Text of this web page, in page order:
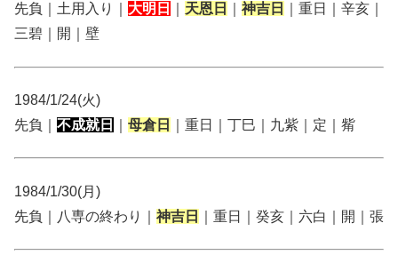
先負｜土用入り｜ 大明日 天恩日 神吉日
｜重日｜辛亥｜
三碧｜開｜壁
1984/1/24(火)
先負｜ 不成就日 母倉日 ｜重日｜丁巳｜九紫｜定｜觜
1984/1/30(月)
先負｜八専の終わり｜ 神吉日 ｜重日｜癸亥｜六白｜開｜張